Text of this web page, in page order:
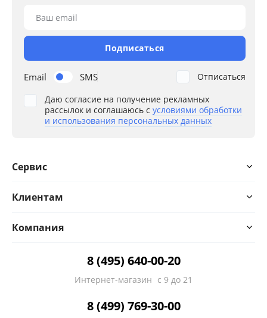
Email SMS
Ваш email
Подписаться
Даю согласие на получение рекламных
рассылок и соглашаюсь с условиями обработки
и использования персональных данных
Отписаться
Сервис
Клиентам
Компания
8 (495) 640-00-20
Интернет-магазин с 9 до 21
8 (499) 769-30-00